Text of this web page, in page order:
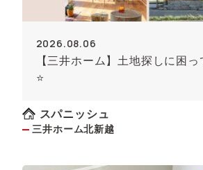
2026.08.06
【三井ホーム】土地探しに困
⭐
スパニッシュ
三井ホーム北新越